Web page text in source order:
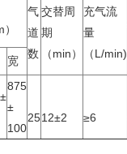
气
道
数
交替周
期
（min）
充气流
量
（L/min)
宽
875
±
100
2512±2 ≥6